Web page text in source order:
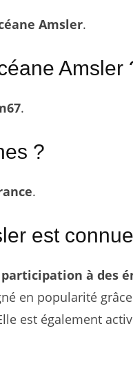
Amsler.
Amsler
.
?
.
est
participation à des
en popularité
est également